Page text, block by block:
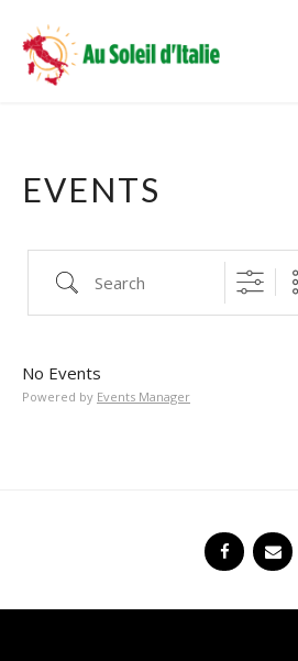
content
EVENTS
Search
No Events
Powered by Events Manager